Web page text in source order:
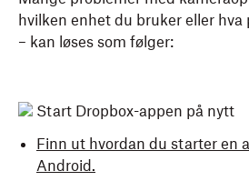
hvilken enhet du bruker eller
– kan løses som følger:
Start Dropbox-appen på nytt
Finn ut hvordan du starter en
Android.